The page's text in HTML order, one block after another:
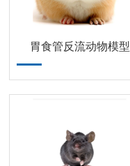
胃食管反流动物模型